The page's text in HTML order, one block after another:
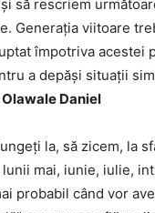
să rescriem
Generația viitoare
împotriva acestei
a depăși situații
Daniel
la, să zicem, la
mai, iunie, iulie,
probabil când vor